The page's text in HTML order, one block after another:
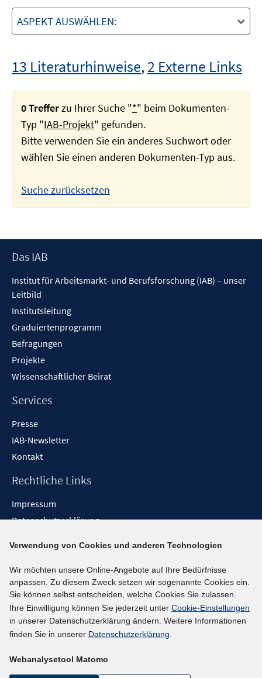
ASPEKT AUSWÄHLEN:
13 Literaturhinweise,2 Externe Links
0 Trefferzu Ihrer Suche "*" beim Dokumenten-
Typ "IAB-Projekt" gefunden.
Bitte verwenden Sie ein anderes Suchwort oder
wählen Sie einen anderen Dokumenten-Typ aus.
Suche zurücksetzen
Footer
Das IAB
Institut für Arbeitsmarkt- und Berufsforschung (IAB) – unser
Leitbild
Institutsleitung
Graduiertenprogramm
Befragungen
Projekte
Wissenschaftlicher Beirat
Services
Presse
IAB-Newsletter
Kontakt
Rechtliche Links
Impressum
Datenschutzerklärung
Barrieren melden
Social-Media-Kanäle
BlueSky
YouTube
LinkedIn
kununu
Verwendung von Cookies und anderen Technologien
Wir möchten unsere Online-Angebote auf Ihre Bedürfnisse
anpassen. Zu diesem Zweck setzen wir sogenannte Cookies ein.
Sie können selbst entscheiden, welche Cookies Sie zulassen.
Ihre Einwilligung können Sie jederzeit unter Cookie-Einstellungen
in unserer Datenschutzerklärung ändern. Weitere Informationen
finden Sie in unserer Datenschutzerklärung.
Webanalysetool Matomo